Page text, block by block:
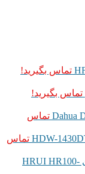
تماس بگیرید!
تماس بگیرید!
تماس
تماس
دستگاه PVR اچ ار یو ای HRUI HR100-